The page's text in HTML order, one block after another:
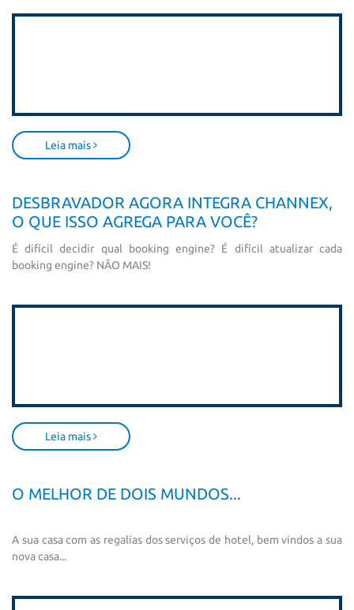
Leia mais
DESBRAVADOR AGORA INTEGRA CHANNEX,
O QUE ISSO AGREGA PARA VOCÊ?
É difícil decidir qual booking engine? É difícil atualizar cada
booking engine? NÃO MAIS!
Leia mais
O MELHOR DE DOIS MUNDOS...
A sua casa com as regalias dos serviços de hotel, bem vindos a sua
nova casa...